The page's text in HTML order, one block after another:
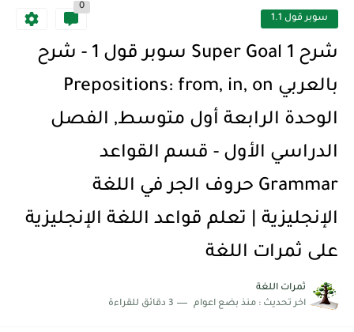
أفضل أكواد خصم تفيدك عند التسوق Discount Codes That Help...
أهمية تعلم قواعد اللغة الإنجليزية | مكونات الجملة في اللغة...
سوبر قول 1.1
0
شرح Super Goal 1 سوبر قول 1 - شرح
بالعربي Prepositions: from, in, on
الوحدة الرابعة أول متوسط, الفصل
الدراسي الأول - قسم القواعد
Grammar حروف الجر في اللغة
الإنجليزية | تعلم قواعد اللغة الإنجليزية
على ثمرات اللغة
ثمرات اللغة
اخر تحديث : منذ بضع اعوام 3 دقائق للقراءة